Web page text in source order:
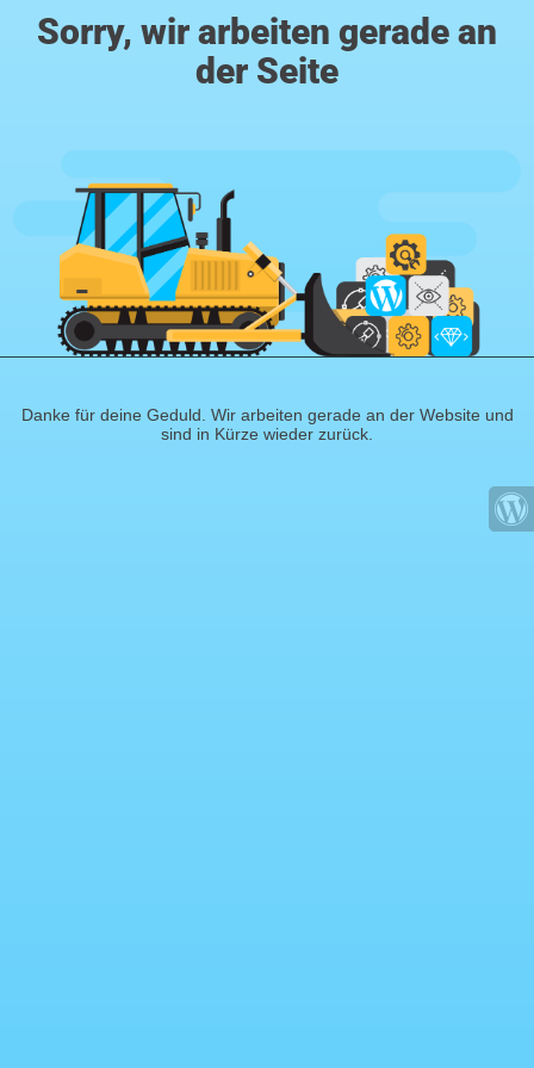
Sorry, wir arbeiten gerade an
der Seite
Danke für deine Geduld. Wir arbeiten gerade an der Website und
sind in Kürze wieder zurück.